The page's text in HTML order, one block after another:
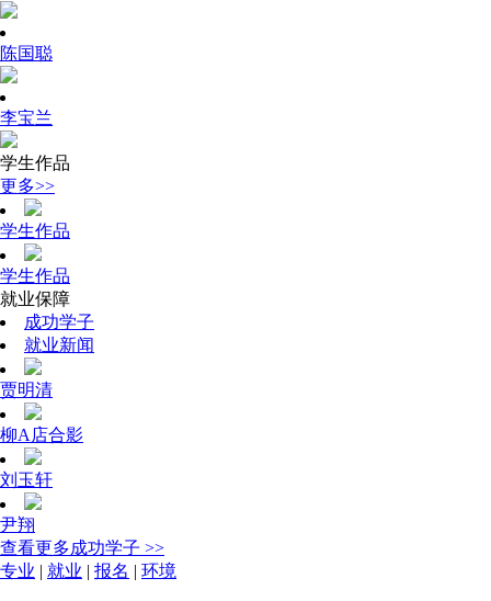
陈国聪
李宝兰
学生作品
更多>>
学生作品
学生作品
就业保障
成功学子
就业新闻
贾明清
柳A店合影
刘玉轩
尹翔
查看更多成功学子 >>
专业 | 就业 | 报名 | 环境